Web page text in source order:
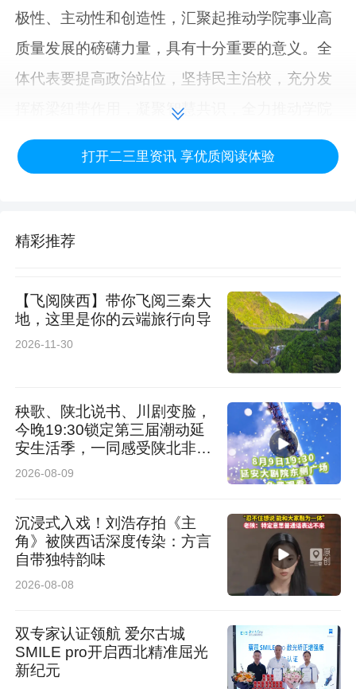
极性、主动性和创造性，汇聚起推动学院事业高
质量发展的磅礴力量，具有十分重要的意义。全
体代表要提高政治站位，坚持民主治校，充分发
挥桥梁纽带作用，凝聚智慧共识，全力推动学院
高质量发展。汉中市总工会党组成员、经审委主
任张海军代表市总工会向大会的胜利召开表示最
西航空职业技术学院纪委书记、工会负责人高飞
大会听取了学院党委副书记、院长张国海作的题
为《锚定目标 乘势而上 克难攻坚全面开启“十五
五五”事业发展规划（审议稿）》编制情况说明，
党委委员、总会计师尚丽华作的《学院财务工作
打开二三里资讯 享优质阅读体验
精彩推荐
【飞阅陕西】带你飞阅三秦大
地，这里是你的云端旅行向导
2026-11-30
秧歌、陕北说书、川剧变脸，
今晚19:30锁定第三届潮动延
安生活季，一同感受陕北非遗
魅力
2026-08-09
沉浸式入戏！刘浩存拍《主
角》被陕西话深度传染：方言
自带独特韵味
2026-08-08
双专家认证领航 爱尔古城
SMILE pro开启西北精准屈光
新纪元